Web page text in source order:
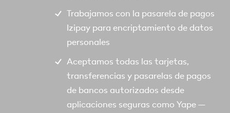
Trabajamos con la pasarela de pagos
Izipay para encriptamiento de datos
personales
Aceptamos todas las tarjetas,
transferencias y pasarelas de pagos
de bancos autorizados desde
aplicaciones seguras como Yape –